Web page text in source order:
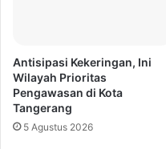
Antisipasi Kekeringan, Ini
Wilayah Prioritas
Pengawasan di Kota
Tangerang
5 Agustus 2026